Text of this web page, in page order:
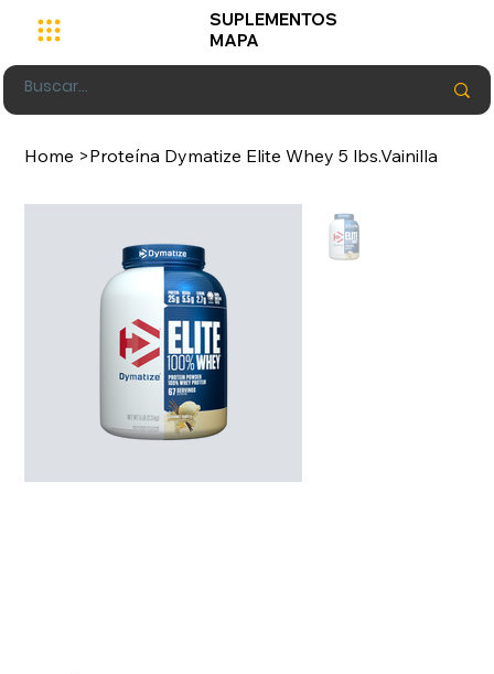
SUPLEMENTOS
MAPA
Home >Proteína Dymatize Elite Whey 5 lbs.Vainilla